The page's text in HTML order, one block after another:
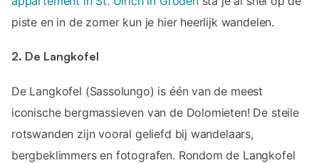
piste en in de zomer kun je hier heerlijk wandelen.
2. De Langkofel
De Langkofel (Sassolungo) is één van de meest
iconische bergmassieven van de Dolomieten! De steile
rotswanden zijn vooral geliefd bij wandelaars,
bergbeklimmers en fotografen. Rondom de Langkofel